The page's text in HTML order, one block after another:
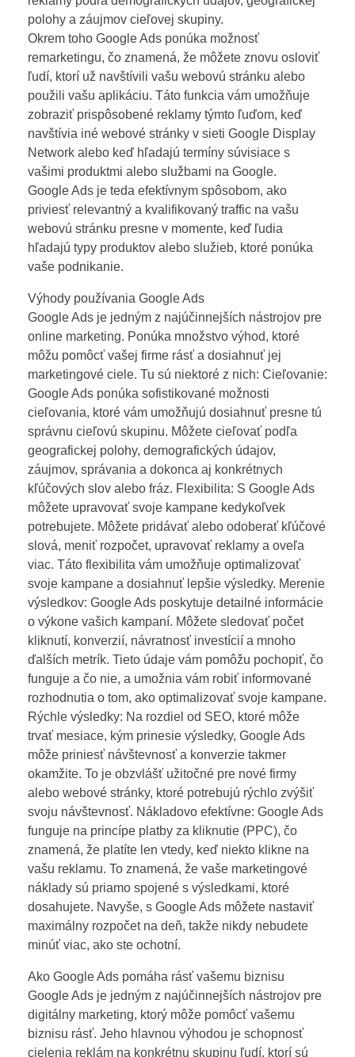
polohy a záujmov cieľovej skupiny.
Okrem toho Google Ads ponúka možnosť
remarketingu, čo znamená, že môžete znovu osloviť
ľudí, ktorí už navštívili vašu webovú stránku alebo
použili vašu aplikáciu. Táto funkcia vám umožňuje
zobraziť prispôsobené reklamy týmto ľuďom, keď
navštívia iné webové stránky v sieti Google Display
Network alebo keď hľadajú termíny súvisiace s
vašimi produktmi alebo službami na Google.
Google Ads je teda efektívnym spôsobom, ako
priviesť relevantný a kvalifikovaný traffic na vašu
webovú stránku presne v momente, keď ľudia
hľadajú typy produktov alebo služieb, ktoré ponúka
vaše podnikanie.
Výhody používania Google Ads
Google Ads je jedným z najúčinnejších nástrojov pre
online marketing. Ponúka množstvo výhod, ktoré
môžu pomôcť vašej firme rásť a dosiahnuť jej
marketingové ciele. Tu sú niektoré z nich: Cieľovanie:
Google Ads ponúka sofistikované možnosti
cieľovania, ktoré vám umožňujú dosiahnuť presne tú
správnu cieľovú skupinu. Môžete cieľovať podľa
geografickej polohy, demografických údajov,
záujmov, správania a dokonca aj konkrétnych
kľúčových slov alebo fráz. Flexibilita: S Google Ads
môžete upravovať svoje kampane kedykoľvek
potrebujete. Môžete pridávať alebo odoberať kľúčové
slová, meniť rozpočet, upravovať reklamy a oveľa
viac. Táto flexibilita vám umožňuje optimalizovať
svoje kampane a dosiahnuť lepšie výsledky. Merenie
výsledkov: Google Ads poskytuje detailné informácie
o výkone vašich kampaní. Môžete sledovať počet
kliknutí, konverzií, návratnosť investícií a mnoho
ďalších metrík. Tieto údaje vám pomôžu pochopiť, čo
funguje a čo nie, a umožnia vám robiť informované
rozhodnutia o tom, ako optimalizovať svoje kampane.
Rýchle výsledky: Na rozdiel od SEO, ktoré môže
trvať mesiace, kým prinesie výsledky, Google Ads
môže priniesť návštevnosť a konverzie takmer
okamžite. To je obzvlášť užitočné pre nové firmy
alebo webové stránky, ktoré potrebujú rýchlo zvýšiť
svoju návštevnosť. Nákladovo efektívne: Google Ads
funguje na princípe platby za kliknutie (PPC), čo
znamená, že platíte len vtedy, keď niekto klikne na
vašu reklamu. To znamená, že vaše marketingové
náklady sú priamo spojené s výsledkami, ktoré
dosahujete. Navyše, s Google Ads môžete nastaviť
maximálny rozpočet na deň, takže nikdy nebudete
minúť viac, ako ste ochotní.
Ako Google Ads pomáha rásť vašemu biznisu
Google Ads je jedným z najúčinnejších nástrojov pre
digitálny marketing, ktorý môže pomôcť vašemu
biznisu rásť. Jeho hlavnou výhodou je schopnosť
cielenia reklám na konkrétnu skupinu ľudí, ktorí sú